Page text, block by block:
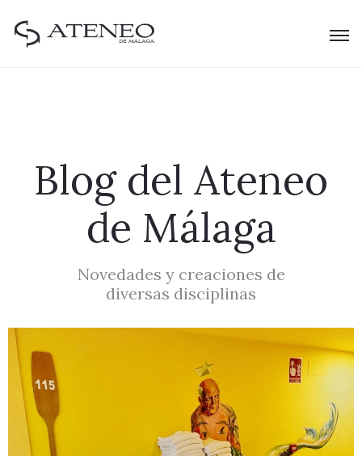
Blog del Ateneo
de Málaga
Novedades y creaciones de
diversas disciplinas